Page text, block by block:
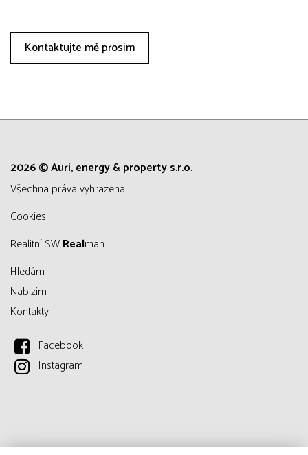
Kontaktujte mě prosím
2026 © Auri, energy & property s.r.o.
všechna práva vyhrazena
Cookies
Realitní SWRealman
Hledám
Nabízím
Kontakty
Facebook
Instagram